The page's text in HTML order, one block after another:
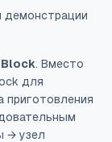
демонстрации
Block. Вместо
для
приготовления
→ узел